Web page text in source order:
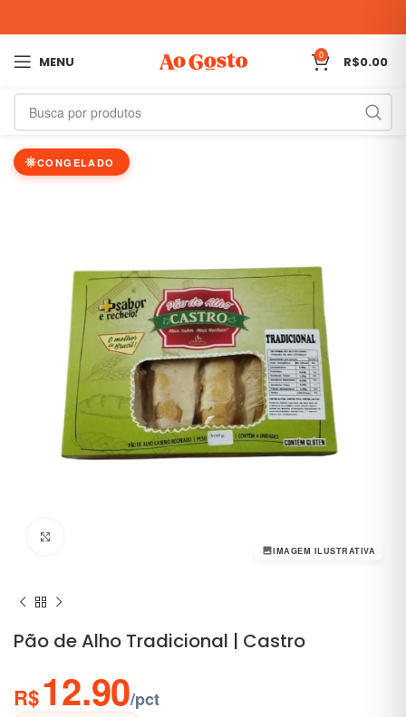
MENU 0 R$0.00
IMAGEM ILUSTRATIVA
CONGELADO
Pão de Alho Tradicional | Castro
R$12.90/pct